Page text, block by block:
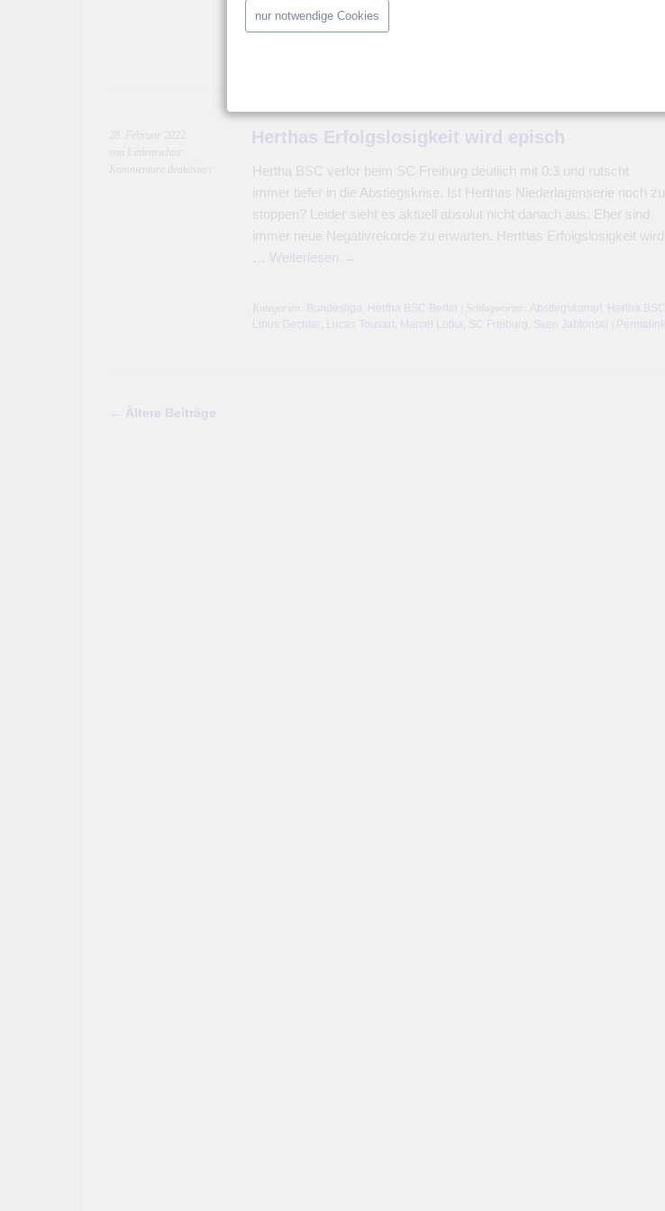
Kategorien:Bundesliga,Hertha BSC Berlin
Hertha BSC
28. Februar 2022
von Linienrichter
Kommentare deaktiviert
Herthas Erfolgslosigkeit wird episch
Hertha BSC verlor beim SC Freiburg deutlich mit 0:3 und rutscht
immer tiefer in die Abstiegskrise. Ist Herthas Niederlagenserie noch zu
stoppen? Leider sieht es aktuell absolut nicht danach aus. Eher sind
immer neue Negativrekorde zu erwarten. Herthas Erfolgslosigkeit wird
… Weiterlesen →
Kategorien: Bundesliga Hertha BSC Berlin | Schlagwörter: Abstiegskampf Hertha BSC
Linus Gechter
Lucas Tousart Marcel Lotka SC Freiburg Sven Jablonski Permalink
← Ältere Beiträge
nur notwendige Cookies